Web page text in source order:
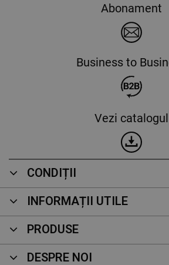
Abonament
Business to
Vezi catalogul
CONDIȚII
INFORMAȚII UTILE
PRODUSE
DESPRE NOI